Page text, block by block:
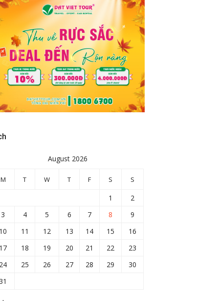
August 2026
M T W T F S S
1
2
3
4 5 6 7 8
9
10
11 12 13 14 15
16
17
18 19 20 21 22
23
24
25 26 27 28 29
30